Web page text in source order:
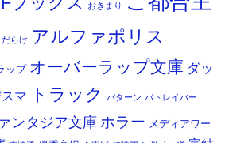
おきまり
らけ アルファポリス
ップ オーバーラップ文庫 ダッ
マ トラック パターン パトレイバー
ンタジア文庫 ホラー メディアワー